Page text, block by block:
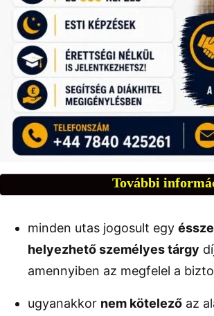
További
minden utas jogosult egy
helyezhető személyes tárgy
amennyiben az megfelel a
ugyanakkor nem kötelező az